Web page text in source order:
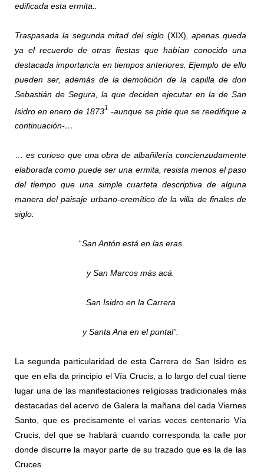
edificada esta ermita..
Traspasada la segunda mitad del siglo (XIX) , apenas queda
ya el recuerdo de otras fiestas que habían conocido una
destacada importancia en tiempos anteriores. Ejemplo de ello
pueden ser, además de la demolición de la capilla de don
Sebastián de Segura, la que deciden ejecutar en la de San
Isidro en enero de 18731 -aunque se pide que se reedifique a
continuación-…
… es curioso que una obra de albañilería concienzudamente
elaborada como puede ser una ermita, resista menos el paso
del tiempo que una simple cuarteta descriptiva de alguna
manera del paisaje urbano-eremíticode la villa de finales de
siglo:
“San Antón está en las eras
y San Marcos más acá.
San Isidro en la Carrera
y Santa Ana en el puntal”.
La segunda particularidad de esta Carrera de San Isidro es
que en ella da principio el Vía Crucis, a lo largo del cual tiene
lugar una de las manifestaciones religiosas tradicionales más
destacadas del acervo de Galera la mañana del cada Viernes
Santo, que es precisamente el varias veces centenario Vía
Crucis, del que se hablará cuando corresponda la calle por
donde discurre la mayor parte de su trazado que es la de las
Cruces.